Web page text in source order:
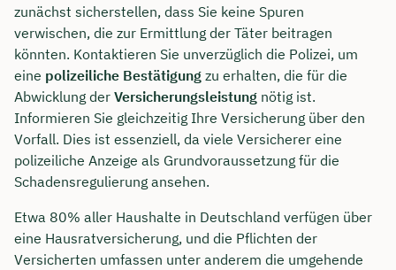
zunächst sicherstellen, dass Sie keine Spuren
verwischen, die zur Ermittlung der Täter beitragen
könnten. Kontaktieren Sie unverzüglich die Polizei, um
eine polizeiliche Bestätigung zu erhalten, die für die
Abwicklung der Versicherungsleistung nötig ist.
Informieren Sie gleichzeitig Ihre Versicherung über den
Vorfall. Dies ist essenziell, da viele Versicherer eine
polizeiliche Anzeige als Grundvoraussetzung für die
Schadensregulierung ansehen.
Etwa 80% aller Haushalte in Deutschland verfügen über
eine Hausratversicherung, und die Pflichten der
Versicherten umfassen unter anderem die umgehende